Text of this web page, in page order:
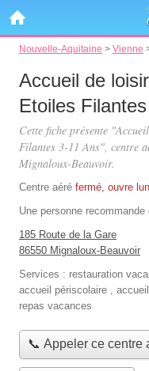
Nouvelle-Aquitaine > Vienne
Accueil de
Etoiles
Cette fiche présente
Filantes 3-11 Ans", centre
Mignaloux-Beauvoir.
Centre aéré fermé, ouvre
Une personne recommande
185 Route de la Gare
86550 Mignaloux-Beauvoir
Services : restauration
accueil périscolaire ,
repas vacances
📞 Appeler ce centre